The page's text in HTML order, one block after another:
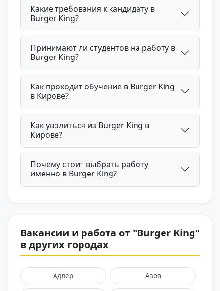
Какие требования к кандидату в
Burger King?
Принимают ли студентов на работу в
Burger King?
Как проходит обучение в Burger King
в Кирове?
Как уволиться из Burger King в
Кирове?
Почему стоит выбрать работу
именно в Burger King?
Вакансии и работа от "Burger King"
в других городах
Адлер Азов